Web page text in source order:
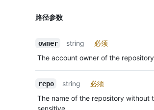
路径参数
owner string
必须
The account owner of the
repo string
必须
The name of the repository without
sensitive.